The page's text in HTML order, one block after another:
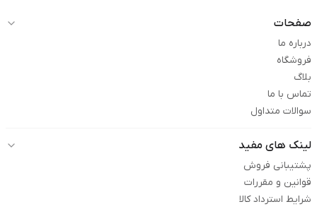
صفحات
درباره ما
فروشگاه
بلاگ
تماس با ما
سوالات متداول
لینک های مفید
پشتیبانی فروش
قوانین و مقررات
شرایط استرداد کالا